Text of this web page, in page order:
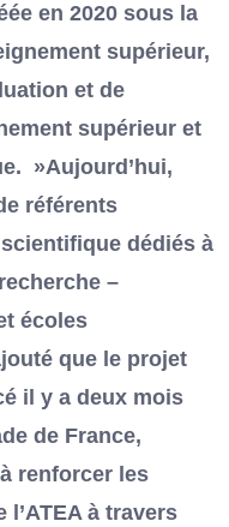
en 2020 sous la
supérieur,
et de
supérieur et
»Aujourd’hui,
référents
dédiés à
–
écoles
que le projet
il y a deux mois
de France,
renforcer les
à travers